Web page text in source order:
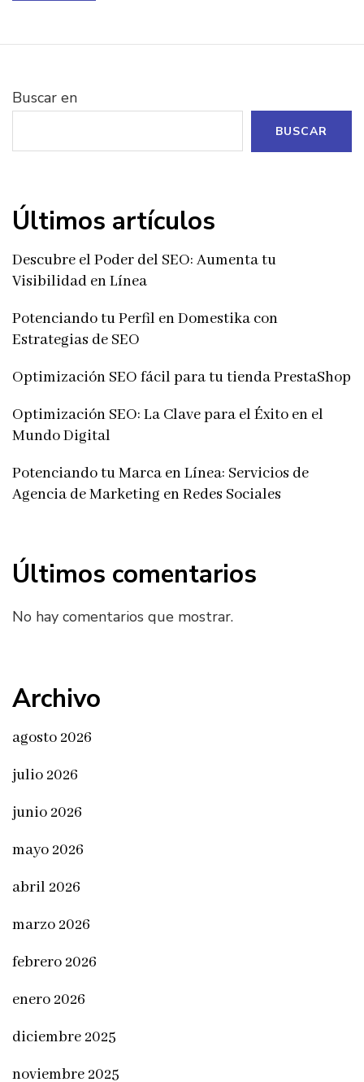
Buscar en
BUSCAR
Últimos artículos
Descubre el Poder del SEO: Aumenta tu
Visibilidad en Línea
Potenciando tu Perfil en Domestika con
Estrategias de SEO
Optimización SEO fácil para tu tienda PrestaShop
Optimización SEO: La Clave para el Éxito en el
Mundo Digital
Potenciando tu Marca en Línea: Servicios de
Agencia de Marketing en Redes Sociales
Últimos comentarios
No hay comentarios que mostrar.
Archivo
agosto 2026
julio 2026
junio 2026
mayo 2026
abril 2026
marzo 2026
febrero 2026
enero 2026
diciembre 2025
noviembre 2025